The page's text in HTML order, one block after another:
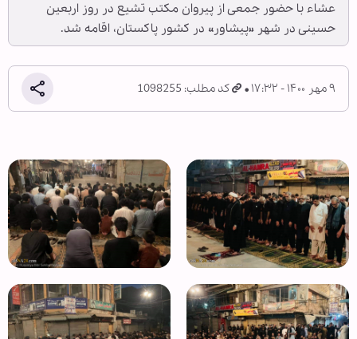
عشاء با حضور جمعی از پیروان مکتب تشیع در روز اربعین
حسینی در شهر «پیشاور» در کشور پاکستان، اقامه شد.
۹ مهر ۱۴۰۰ - ۱۷:۳۲ کد مطلب: 1098255